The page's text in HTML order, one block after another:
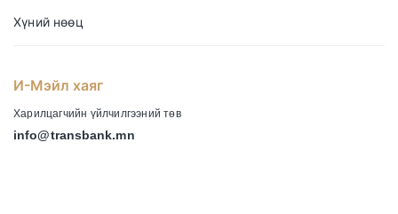
Хүний нөөц
И-Мэйл хаяг
Харилцагчийн үйлчилгээний төв
info@transbank.mn